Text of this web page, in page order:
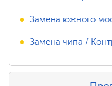
Замена южного
Замена чипа /